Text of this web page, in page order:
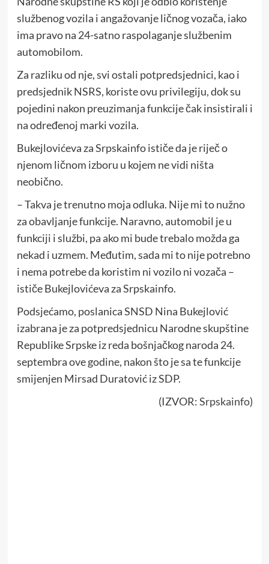
službenog vozila i angažovanje ličnog vozača, iako
ima pravo na 24-satno raspolaganje službenim
automobilom.
Za razliku od nje, svi ostali potpredsjednici, kao i
predsjednik NSRS, koriste ovu privilegiju, dok su
pojedini nakon preuzimanja funkcije čak insistirali i
na određenoj marki vozila.
Bukejlovićeva za Srpskainfo ističe da je riječ o
njenom ličnom izboru u kojem ne vidi ništa
neobično.
– Takva je trenutno moja odluka. Nije mi to nužno
za obavljanje funkcije. Naravno, automobil je u
funkciji i službi, pa ako mi bude trebalo možda ga
nekad i uzmem. Međutim, sada mi to nije potrebno
i nema potrebe da koristim ni vozilo ni vozača –
ističe Bukejlovićeva za Srpskainfo.
Podsjećamo, poslanica SNSD Nina Bukejlović
izabrana je za potpredsjednicu Narodne skupštine
Republike Srpske iz reda bošnjačkog naroda 24.
septembra ove godine, nakon što je sa te funkcije
smijenjen Mirsad Duratović iz SDP.
(IZVOR:Srpskainfo)